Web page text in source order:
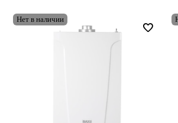
Нет в наличии